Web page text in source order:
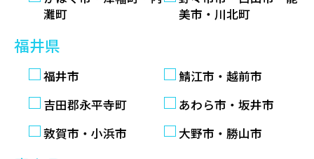
灘町
美市・川北町
福井県
福井市
鯖江市・越前市
吉田郡永平寺町
あわら市・坂井市
敦賀市・小浜市
大野市・勝山市